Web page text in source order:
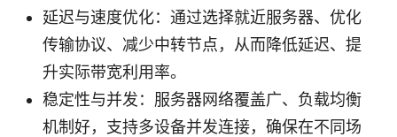
延迟与速度优化：通过选择就近服务器、优化
传输协议、减少中转节点，从而降低延迟、提
升实际带宽利用率。
稳定性与并发：服务器网络覆盖广、负载均衡
机制好，支持多设备并发连接，确保在不同场